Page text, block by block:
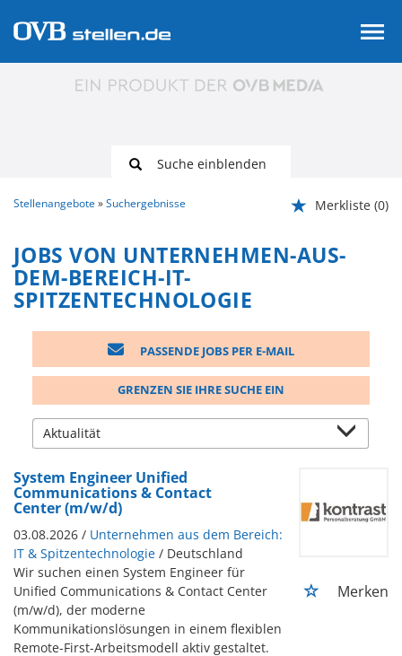
Suche einblenden
Stellenangebote Suchergebnisse Merkliste (0)
JOBS VON UNTERNEHMEN-AUS-
DEM-BEREICH-IT-
SPITZENTECHNOLOGIE
PASSENDE JOBS PER E-MAIL
GRENZEN SIE IHRE SUCHE EIN
System Engineer Unified
Communications & Contact
Center (m/w/d)
03.08.2026 / Unternehmen aus dem Bereich:
IT & Spitzentechnologie / Deutschland
Wir suchen einen System Engineer für
Unified Communications & Contact Center
(m/w/d), der moderne
Kommunikationslösungen in einem flexiblen
Remote-First-Arbeitsmodell aktiv gestaltet.
Merken